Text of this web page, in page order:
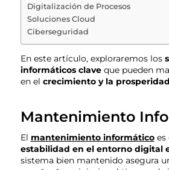
Digitalización de Procesos
Soluciones Cloud
Ciberseguridad
En este artículo, exploraremos los
informáticos claveque pueden
en el crecimiento y la
Mantenimiento
El mantenimiento informáticoes
estabilidad en el entorno digital
sistema bien mantenido asegura